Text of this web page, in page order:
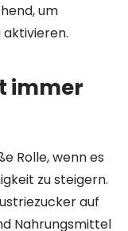
um
aktivieren.
immer
Rolle, wenn es
zu steigern.
auf
Nahrungsmittel